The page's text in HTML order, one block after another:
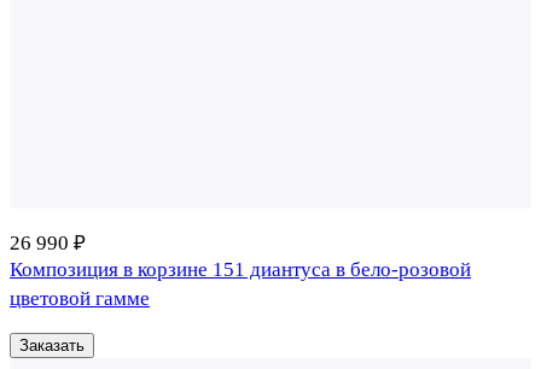
26 990 ₽
Композиция в корзине 151 диантуса в бело-розовой
цветовой гамме
Заказать